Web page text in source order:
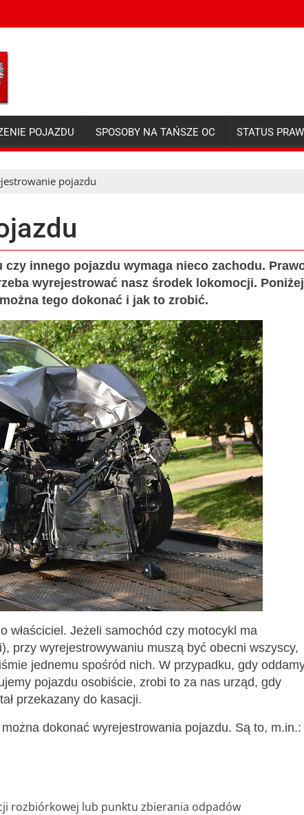
POJAZDU SPOSOBY NA TAŃSZE OC STATUS
pojazdu
innego pojazdu wymaga nieco zachodu.
wyrejestrować nasz środek lokomocji. Poniżej
tego dokonać i jak to zrobić.
właściciel. Jeżeli samochód czy motocykl ma
przy wyrejestrowywaniu muszą być obecni wszyscy,
jednemu spośród nich. W przypadku, gdy
pojazdu osobiście, zrobi to za nas urząd, gdy
przekazany do kasacji.
dokonać wyrejestrowania pojazdu. Są to, m.in.:
rozbiórkowej lub punktu zbierania odpadów